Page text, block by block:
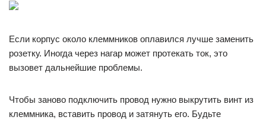
Если корпус около клеммников оплавился лучше заменить
розетку. Иногда через нагар может протекать ток, это
вызовет дальнейшие проблемы.
Чтобы заново подключить провод нужно выкрутить винт из
клеммника, вставить провод и затянуть его. Будьте